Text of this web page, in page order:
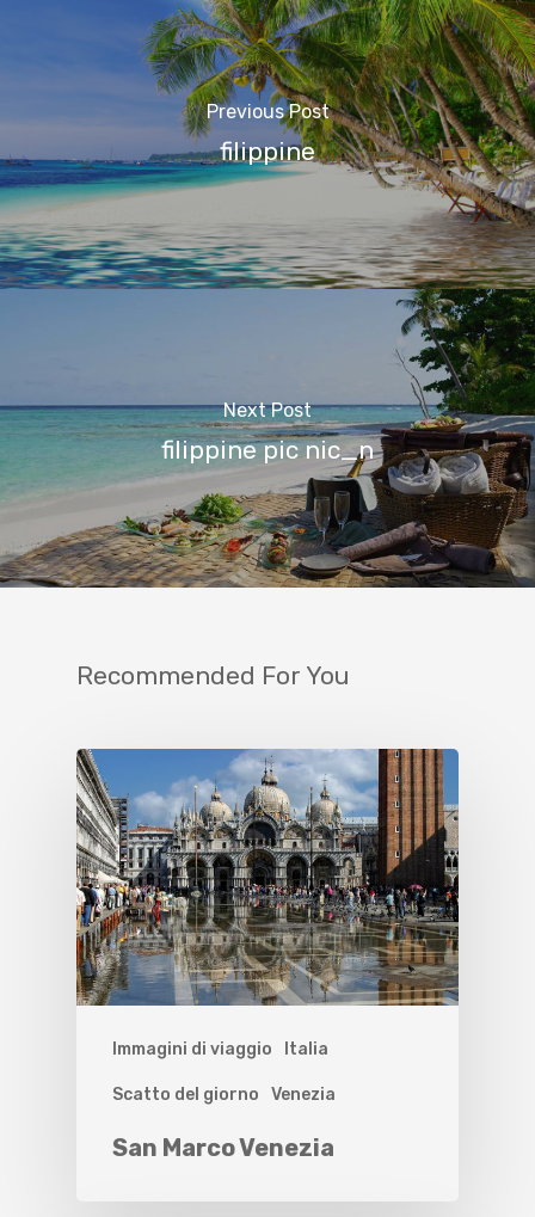
Previous Post
filippine
Next Post
filippine pic nic_n
Recommended For You
Immagini di viaggio Italia
Scatto del giorno Venezia
San Marco Venezia